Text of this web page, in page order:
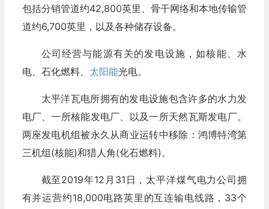
包括分销管道约42,800英里、骨干网络和本地传输管
道约6,700英里，以及各种储存设备。
公司经营与能源有关的发电设施，如核能、水
电、石化燃料、 太阳能光电。
太平洋瓦电所拥有的发电设施包含许多的水力发
电厂、一所核能发电厂、以及一所天然瓦斯发电厂。
两座发电机组被永久从商业运转中移除：鸿博特湾第
三机组(核能)和猎人角(化石燃料)。
截至2019年12月31日，太平洋煤气电力公司拥
有并运营约18,000电路英里的互连输电线路，33个